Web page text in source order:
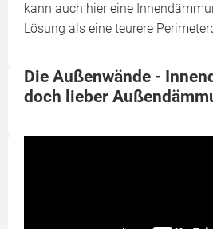
kann auch hier eine
Lösung als eine teurere
Die Außenwände -
doch lieber